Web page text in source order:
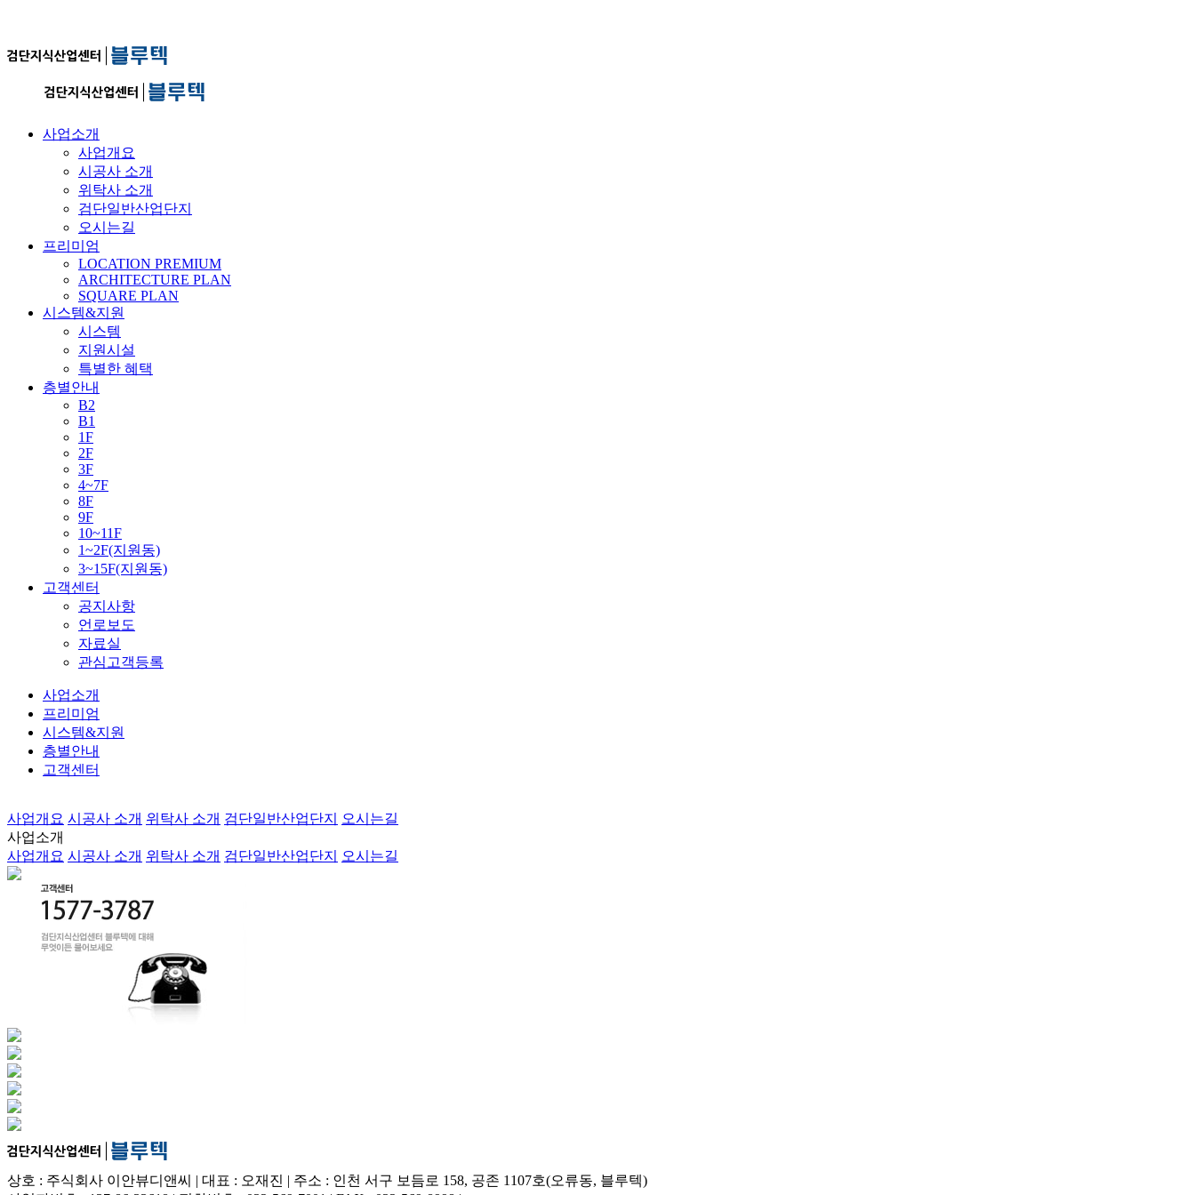
사업소개
사업개요
시공사 소개
위탁사 소개
검단일반산업단지
오시는길
프리미엄
LOCATION PREMIUM
ARCHITECTURE PLAN
SQUARE PLAN
시스템&지원
시스템
지원시설
특별한 혜택
층별안내
B2
B1
1F
2F
3F
4~7F
8F
9F
10~11F
1~2F(지원동)
3~15F(지원동)
고객센터
공지사항
언로보도
자료실
관심고객등록
사업소개
프리미엄
시스템&지원
층별안내
고객센터
사업개요 시공사 소개 위탁사 소개 검단일반산업단지
오시는길
사업소개
사업개요 시공사 소개 위탁사 소개 검단일반산업단지 오시는길
상호 : 주식회사 이안뷰디앤씨 | 대표 : 오재진 | 주소 : 인천 서구 보듬로 158, 공존 1107호(오류동, 블루텍)